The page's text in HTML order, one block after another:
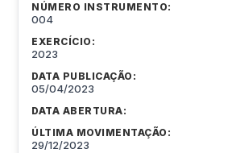
NÚMERO INSTRUMENTO:
004
EXERCÍCIO:
2023
DATA PUBLICAÇÃO:
05/04/2023
DATA ABERTURA:
ÚLTIMA MOVIMENTAÇÃO:
29/12/2023